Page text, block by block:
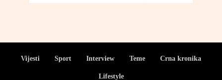
Vijesti Sport Interview Teme Crna kronika
Lifestyle